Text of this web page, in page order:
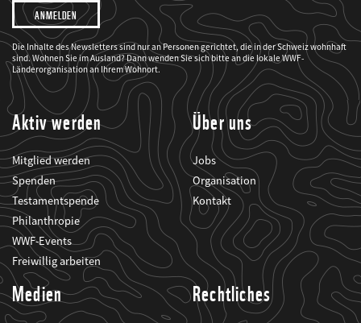
Ich
möchte,
dass
der
WWF
mich
über
seine
Projekte
informiert.
Die Inhalte des Newsletters sind nur an Personen gerichtet, die in der Schweiz wohnhaft
sind. Wohnen Sie im Ausland? Dann wenden Sie sich bitte an die lokale WWF-
Länderorganisation an Ihrem Wohnort.
Aktiv werden
Mitglied werden
Spenden
Testamentspende
Philanthropie
WWF-Events
Freiwillig arbeiten
Über uns
Jobs
Organisation
Kontakt
Medien Rechtliches